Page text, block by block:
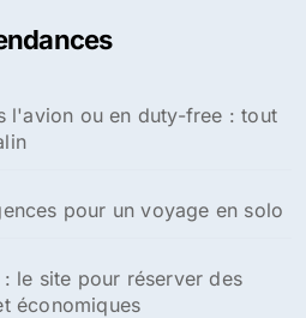
l'avion ou en duty-free : tout
pour un voyage en solo
le site pour réserver des
économiques